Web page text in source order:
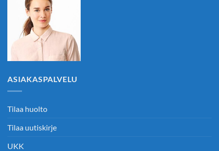
ASIAKASPALVELU
Tilaa huolto
Tilaa uutiskirje
UKK